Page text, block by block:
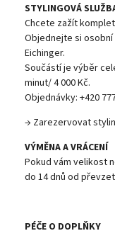
STYLINGOVÁ
Chcete zažít
Objednejte si
Eichinger.
Součástí je výběr
minut/ 4 000 Kč.
Objednávky: +420
→ Zarezervovat
VÝMĚNA A VRÁCENÍ
Pokud vám velikost
do 14 dnů od
PÉČE O DOPLŇKY